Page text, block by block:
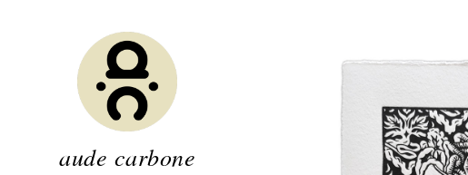
aude carbone